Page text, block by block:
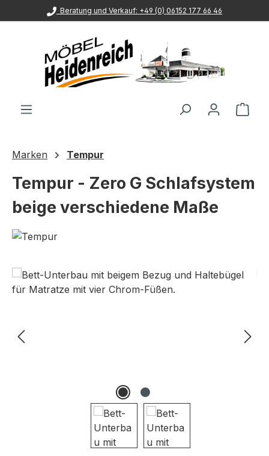
Zum Hauptinhalt springen
Beratung und Verkauf: +49 (0) 06152 177 66 46
Marken Tempur
Tempur - Zero G Schlafsystem
beige verschiedene Maße
Bildergalerie überspringen